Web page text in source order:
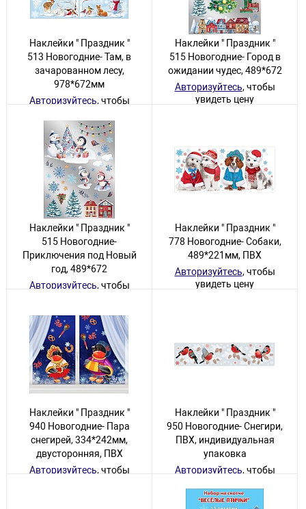
Наклейки " Праздник "
513 Новогодние- Там, в
зачарованном лесу,
978*672мм
Авторизуйтесь, чтобы
38 товаров
Наклейки " Праздник "
515 Новогодние- Город в
ожидании чудес, 489*672
Авторизуйтесь, чтобы
увидеть цену
Наклейки " Праздник "
515 Новогодние-
Приключения под Новый
год, 489*672
Авторизуйтесь, чтобы
23 товара
Наклейки " Праздник "
778 Новогодние- Собаки,
489*221мм, ПВХ
Авторизуйтесь, чтобы
увидеть цену
Наклейки " Праздник "
940 Новогодние- Пара
снегирей, 334*242мм,
двусторонняя, ПВХ
Авторизуйтесь, чтобы
Наклейки " Праздник "
950 Новогодние- Снегири,
ПВХ, индивидуальная
упаковка
Авторизуйтесь, чтобы
17 товаров